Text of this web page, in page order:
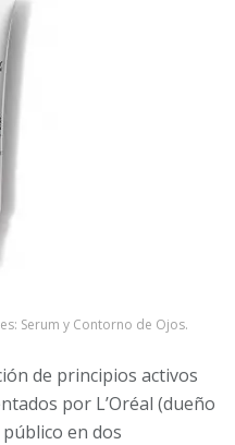
Serum y Contorno de Ojos.
de principios activos
por L’Oréal (dueño
en dos